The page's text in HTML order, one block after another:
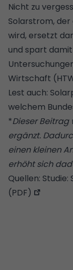
Nicht zu
Solarstrom,
wird, ersetzt
und spart damit
Wirtschaft
Lest auch:
welchem
*Dieser
ergänzt.
einen kleinen
erhöht sich
Quellen: Studie:
(PDF)